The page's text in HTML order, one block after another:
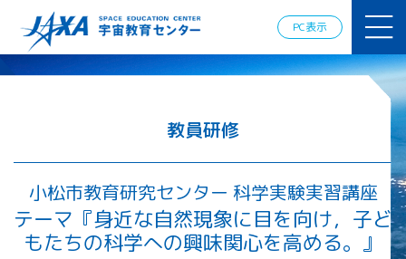
PC表示
ミー
ロスペース
情報の発
信
宇宙を活用
した教育実
践例
体験的学
習機会の
教員研修
小松市教育研究センター 科学実験実習講座
テーマ『身近な自然現象に目を向け，子ど
もたちの科学への興味関心を高める。』